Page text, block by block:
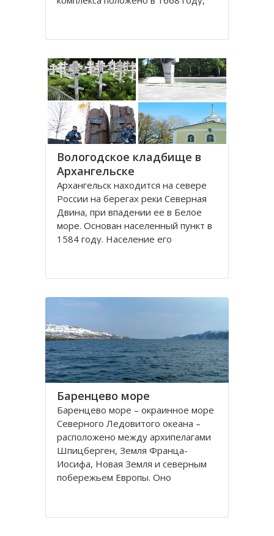
себе две функции: торговую и
Архангельск на тот момент являлся
крупным
Вологодское кладбище в
Архангельске
Архангельск находится на севере
России на берегах реки Северная
Двина, при впадении ее в Белое
море. Основан населенный пункт в
1584 году. Население его
порт. На территории города, в
расположено Вологодское
Баренцево море
Баренцево море – окраинное море
Северного Ледовитого океана –
расположено между архипелагами
Шпицберген, Земля Франца-
Иосифа, Новая Земля и северным
побережьем Европы. Оно
поверхности составляет 1424